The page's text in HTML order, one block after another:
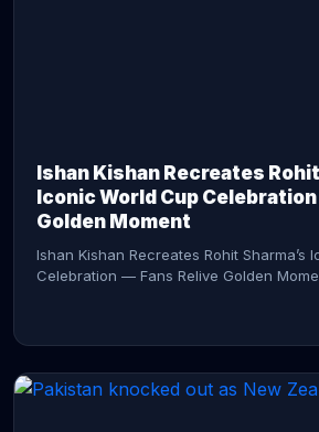
Ishan Kishan Recreates
Iconic World Cup
Golden Moment
Ishan Kishan Recreates Rohit Sharma’s
Celebration — Fans Relive Golden